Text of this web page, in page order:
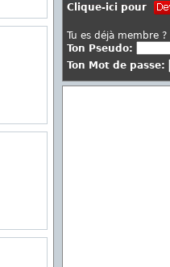
Clique-ici pour
Tu es déjà membre ?
Ton Pseudo:
Ton Mot de passe: